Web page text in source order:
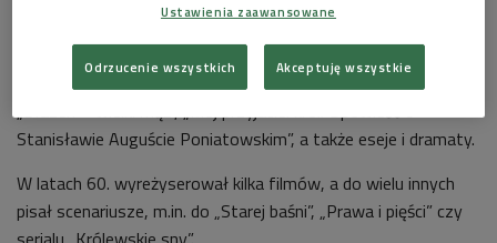
(„Mgiełka”, „Odejście Afrodyty”), wspomnienia („Nowolipie”,
„Twarz pokerzysty”)i biograficzne („Ja, Michał z Montaigne”,
„Błazen – wielki mąż”, „Mój przyjaciel król. Opowieść o
Stanisławie Auguście Poniatowskim”, a także eseje i dramaty.
W latach 60. wyreżyserował kilka filmów, a do wielu innych
pisał scenariusze, m.in. do „Starej baśni”, „Prawa i pięści” czy
Ustawienia zaawansowane
Odrzucenie wszystkich Akceptuję wszystkie